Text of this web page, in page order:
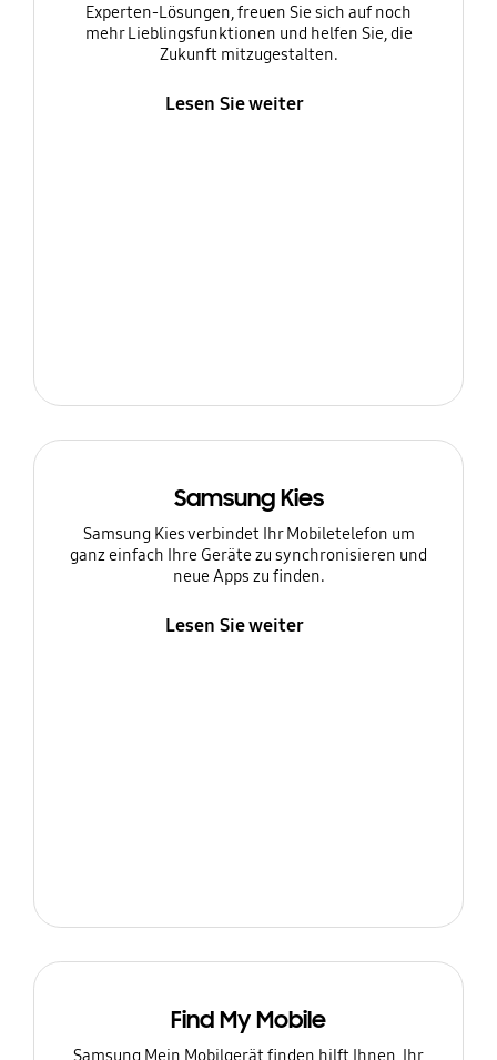
Experten-Lösungen, freuen Sie sich auf noch
mehr Lieblingsfunktionen und helfen Sie, die
Zukunft mitzugestalten.
Lesen Sie weiter
Samsung Kies
Samsung Kies verbindet Ihr Mobiletelefon um
ganz einfach Ihre Geräte zu synchronisieren und
neue Apps zu finden.
Lesen Sie weiter
Find My Mobile
Samsung Mein Mobilgerät finden hilft Ihnen, Ihr